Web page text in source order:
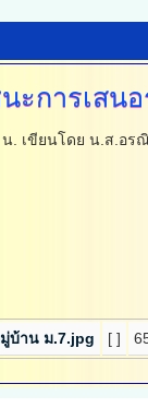
ะการเสน
. เขียนโดย น.ส.อร
บ้าน ม.7.jpg [ ]